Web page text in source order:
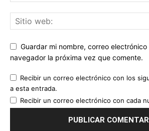
Guardar mi nombre, correo
navegador la próxima vez que comente.
Recibir un correo electrónico con los
a esta entrada.
Recibir un correo electrónico con cada